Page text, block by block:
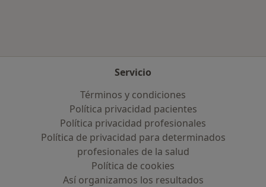
Servicio
Términos y condiciones
Política privacidad pacientes
Política privacidad profesionales
Política de privacidad para determinados
profesionales de la salud
Política de cookies
Así organizamos los resultados